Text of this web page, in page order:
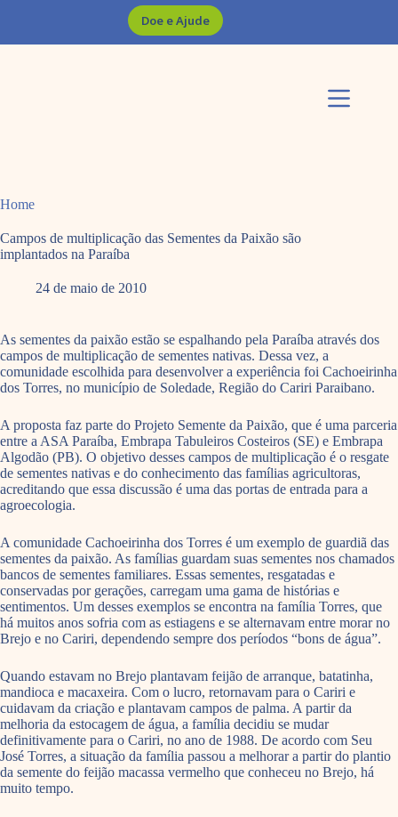
Doe e Ajude
Home
Campos de multiplicação das Sementes da Paixão são
implantados na Paraíba
24 de maio de 2010
As sementes da paixão estão se espalhando pela Paraíba através dos
campos de multiplicação de sementes nativas. Dessa vez, a
comunidade escolhida para desenvolver a experiência foi Cachoeirinha
dos Torres, no município de Soledade, Região do Cariri Paraibano.
A proposta faz parte do Projeto Semente da Paixão, que é uma parceria
entre a ASA Paraíba, Embrapa Tabuleiros Costeiros (SE) e Embrapa
Algodão (PB). O objetivo desses campos de multiplicação é o resgate
de sementes nativas e do conhecimento das famílias agricultoras,
acreditando que essa discussão é uma das portas de entrada para a
agroecologia.
A comunidade Cachoeirinha dos Torres é um exemplo de guardiã das
sementes da paixão. As famílias guardam suas sementes nos chamados
bancos de sementes familiares. Essas sementes, resgatadas e
conservadas por gerações, carregam uma gama de histórias e
sentimentos. Um desses exemplos se encontra na família Torres, que
há muitos anos sofria com as estiagens e se alternavam entre morar no
Brejo e no Cariri, dependendo sempre dos períodos “bons de água”.
Quando estavam no Brejo plantavam feijão de arranque, batatinha,
mandioca e macaxeira. Com o lucro, retornavam para o Cariri e
cuidavam da criação e plantavam campos de palma. A partir da
melhoria da estocagem de água, a família decidiu se mudar
definitivamente para o Cariri, no ano de 1988. De acordo com Seu
José Torres, a situação da família passou a melhorar a partir do plantio
da semente do feijão macassa vermelho que conheceu no Brejo, há
muito tempo.